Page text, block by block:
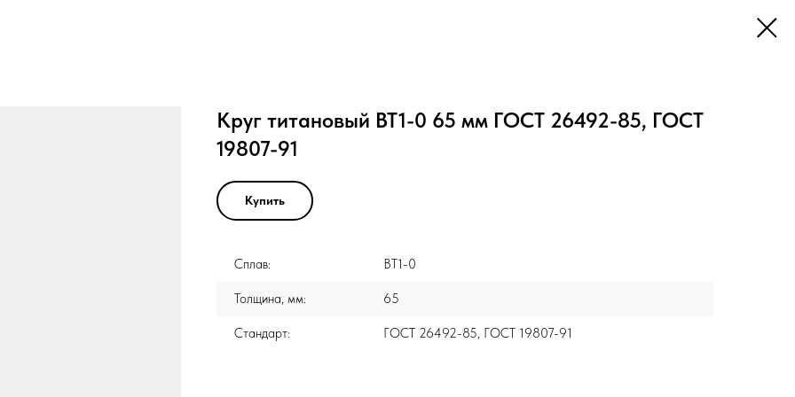
Круг титановый ВТ1-0 65 мм ГОСТ 26492-85, ГОСТ
19807-91
Купить
Сплав: ВТ1-0
Толщина, мм: 65
Стандарт: ГОСТ 26492-85, ГОСТ 19807-91